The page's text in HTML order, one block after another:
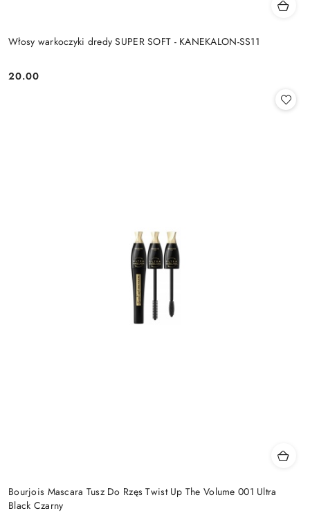
Włosy warkoczyki dredy SUPER SOFT - KANEKALON-SS11
Cena:
20.00
Bourjois Mascara Tusz Do Rzęs Twist Up The Volume 001 Ultra
Black Czarny